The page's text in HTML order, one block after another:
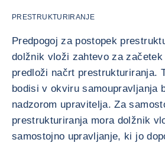
PRESTRUKTURIRANJE
Predpogoj za postopek
dolžnik vloži zahtevo za
predloži načrt prestrukturiranja.
bodisi v okviru samoupravljanja
nadzorom upravitelja. Za
prestrukturiranja mora dolžnik
samostojno upravljanje, ki jo